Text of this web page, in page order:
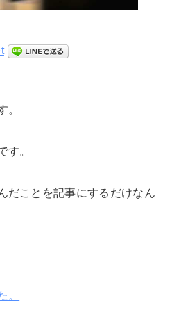
。
す。
だことを記事にするだけなん
。